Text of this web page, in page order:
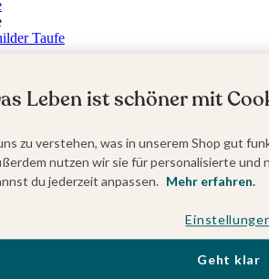
Taufe
Taufe
Konfirmation
Ihres Kindes
Firmung
Leben ist schöner mit
zu verstehen, was in unserem Shop gut
nutzen wir sie für personalisierte
du jederzeit anpassen. Mehr erfahren.
Geht klar